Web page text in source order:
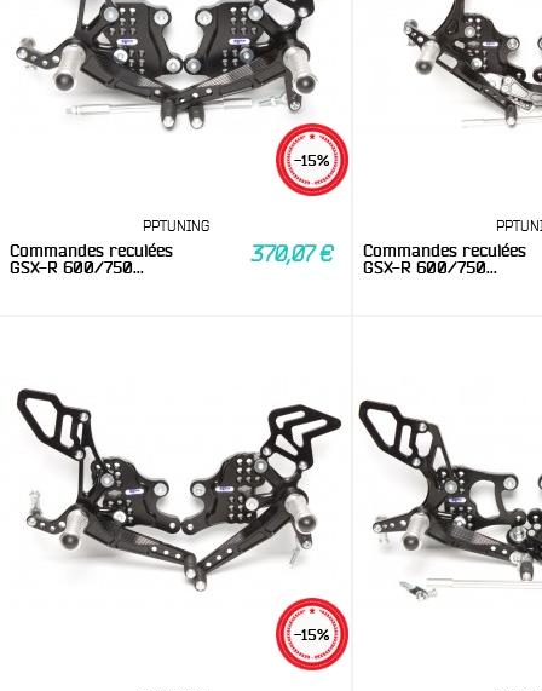
-15%
PPTUNING
Commandes reculées
GSX-R 600/750...
370,07 €
Commandes reculées
GSX-R 600/750...
-15%